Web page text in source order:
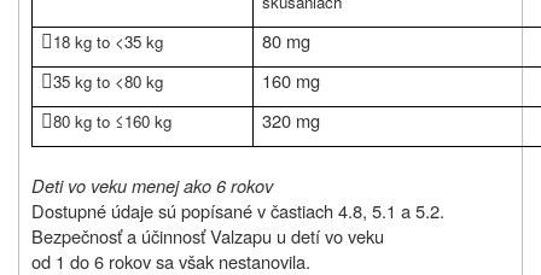
18 kg to <35 kg 80 mg
35 kg to <80 kg 160 mg
80 kg to ≤160 kg 320 mg
Deti vo veku menej ako 6 rokov
Dostupné údaje sú popísané v častiach 4.8, 5.1 a 5.2.
Bezpečnosť a účinnosť Valzapu u detí vo veku
od 1 do 6 rokov sa však nestanovila.